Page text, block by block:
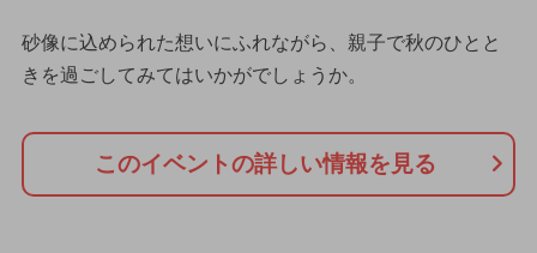
砂像に込められた想いにふれながら、親子で秋のひとと
きを過ごしてみてはいかがでしょうか。
このイベントの詳しい情報を見る